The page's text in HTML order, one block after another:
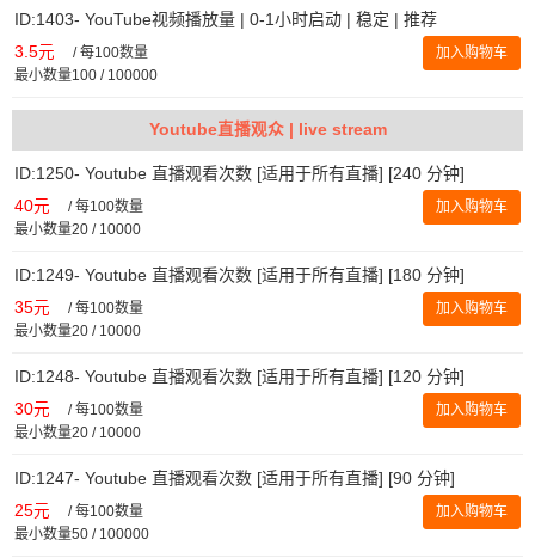
ID:1403- YouTube视频播放量 | 0-1小时启动 | 稳定 | 推荐
3.5元 /每100数量
最小数量100 / 100000
加入购物车
Youtube直播观众 | live stream
ID:1250- Youtube 直播观看次数 [适用于所有直播] [240 分钟]
40元 /每100数量
最小数量20 / 10000
加入购物车
ID:1249- Youtube 直播观看次数 [适用于所有直播] [180 分钟]
35元 /每100数量
最小数量20 / 10000
加入购物车
ID:1248- Youtube 直播观看次数 [适用于所有直播] [120 分钟]
30元 /每100数量
最小数量20 / 10000
加入购物车
ID:1247- Youtube 直播观看次数 [适用于所有直播] [90 分钟]
25元 /每100数量
最小数量50 / 100000
加入购物车